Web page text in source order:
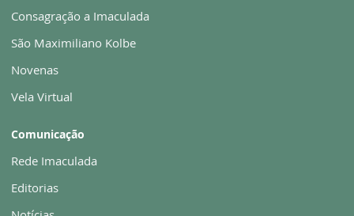
Consagração a Imaculada
São Maximiliano Kolbe
Novenas
Vela Virtual
Comunicação
Rede Imaculada
Editorias